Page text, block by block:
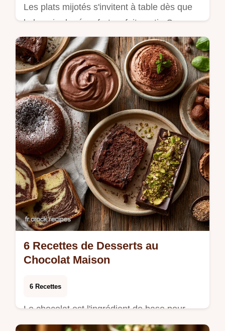
Les plats mijotés s'invitent à table dès que
le besoin de réconfort se fait sentir. Ces
recettes reposent sur une cuisson lente
qu…
6 Recettes de Desserts au
Chocolat Maison
6 Recettes
Le chocolat est l'ingrédient de base pour
terminer un repas sur une note